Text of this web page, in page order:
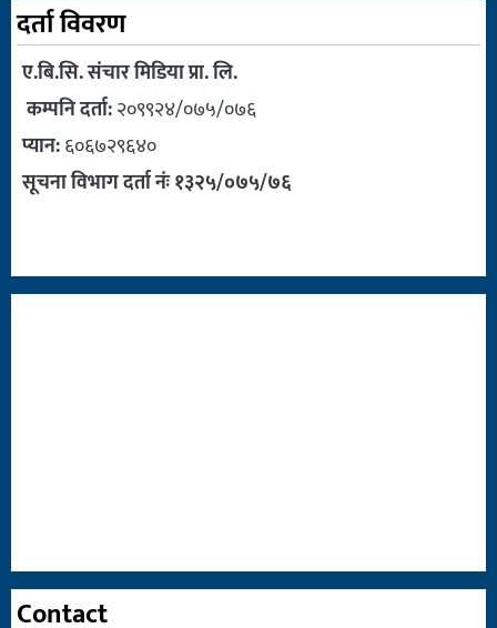
दर्ता विवरण
ए.बि.सि. संचार मिडिया प्रा. लि.
कम्पनि दर्ता:२०९९२४/०७५/०७६
प्यान:६०६७२९६४०
सूचना विभाग दर्ता नंः १३२५/०७५/७६
Contact